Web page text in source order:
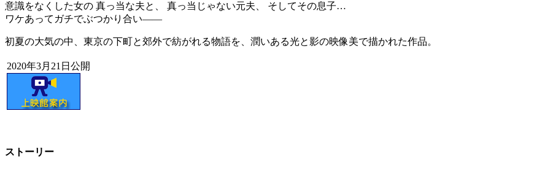
意識をなくした女の 真っ当な夫と、 真っ当じゃない元夫、 そしてその息子…
ワケあってガチでぶつかり合い——
初夏の大気の中、東京の下町と郊外で紡がれる物語を、潤いある光と影の映像美で描かれた作品。
2020年3月21日公開
ストーリー